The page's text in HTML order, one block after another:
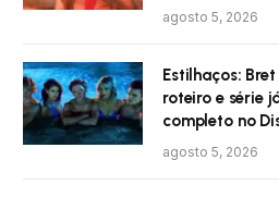
agosto 5, 2026
Estilhaços:
roteiro e série
completo no
agosto 5, 2026